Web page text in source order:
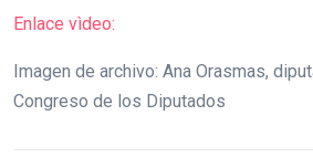
Enlace vìdeo:
Imagen de archivo: Ana Orasmas,
Congreso de los Diputados